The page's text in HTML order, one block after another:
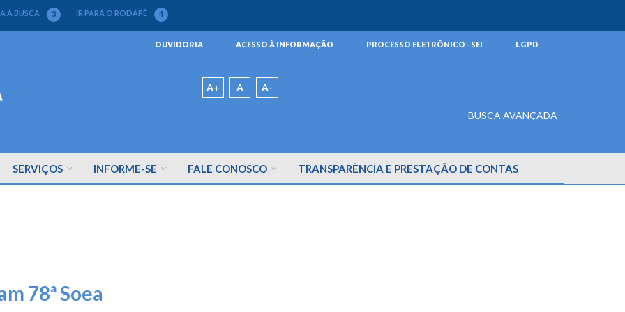
A BUSCA 3 IR PARA O RODAPÉ 4
OUVIDORIA ACESSO À INFORMAÇÃO PROCESSO ELETRÔNICO - SEI LGPD
A+ A A-
BUSCA AVANÇADA
SERVIÇOS INFORME-SE FALE CONOSCO TRANSPARÊNCIA E PRESTAÇÃO DE CONTAS
78ª Soea